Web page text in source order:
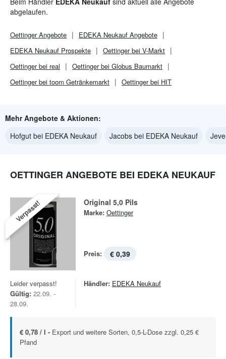
abgelaufen.
OettingerAngebote EDEKA Neukauf Angebote
EDEKA Neukauf Prospekte
Oettinger bei V-Markt
Oettinger bei real
Oettinger bei Globus Baumarkt
Oettinger bei toom Getränkemarkt
Oettinger bei HIT
Mehr Angebote & Aktionen:
Hofgut bei EDEKA Neukauf
Jacobs bei EDEKA Neukauf
OETTINGER ANGEBOTE BEI EDEKA NEUKAUF
Verpasst! Original 5,0 Pils
Marke: Oettinger
Preis: € 0,39
Leider verpasst!
Gültig: 22.09. -
28.09.
Händler: EDEKA Neukauf
€ 0,78 / l - Export und weitere Sorten, 0,5-L-Dose zzgl. 0,25 €
Pfand